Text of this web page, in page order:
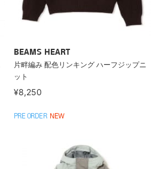
BEAMS HEART
片畔編み 配色リンキング ハーフジップニ
ット
¥8,250
PRE ORDER NEW